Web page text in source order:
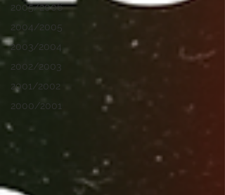
2005/2006
2004/2005
2003/2004
2002/2003
2001/2002
2000/2001